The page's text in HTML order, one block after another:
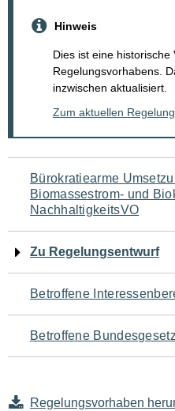
Hinweis
Dies ist eine historische
Regelungsvorhabens.
inzwischen aktualisiert.
Zum aktuellen
Navigation
für
den
Seiteninhalt
Bürokratiearme
Biomassestrom- und
NachhaltigkeitsVO
Zu Regelungsentwurf
Betroffene
Betroffene
Regelungsvorhaben